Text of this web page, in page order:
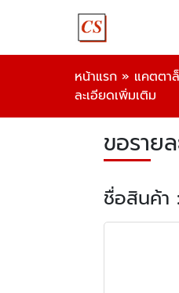
หน้าแรก » แคตตา
ละเอียดเพิ่มเติม
ขอราย
ชื่อสินค้า